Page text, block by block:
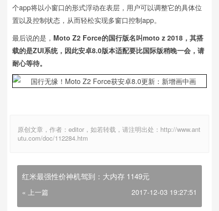
个app将以小窗口的形式浮动在表层，用户可以调整它的具体位
置以及控制状态，从而轻松实现多窗口控制app。
最后说的是， Moto Z2 Force的国行版名叫moto z 2018，其搭
载的是ZUI系统，因此安卓8.0版本适配要比国际版稍晚一会，请
耐心等待。
原创文章，作者：editor，如若转载，请注明出处：http://www.ant
utu.com/doc/112284.htm
红米最强性价神机驾到：大内存 1149元
« 上一篇 2017-12-03 19:27:51